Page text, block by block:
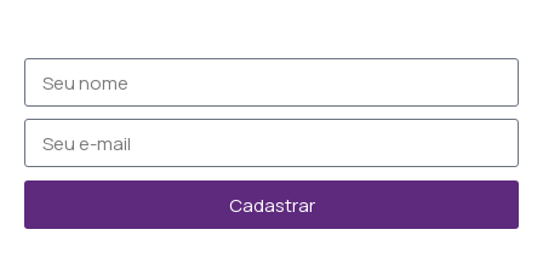
Cadastrar